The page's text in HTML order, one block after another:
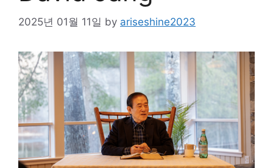
2025년 01월 11일 by ariseshine2023